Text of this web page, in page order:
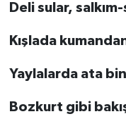
Deli sular,
Kışlada
Yaylalarda ata
Bozkurt gibi